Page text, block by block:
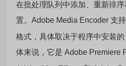
在批处理队列中添加、重新排
置。Adobe Media Encoder 支
格式，具体取决于程序中安装
体来说，它是 Adobe Premiere